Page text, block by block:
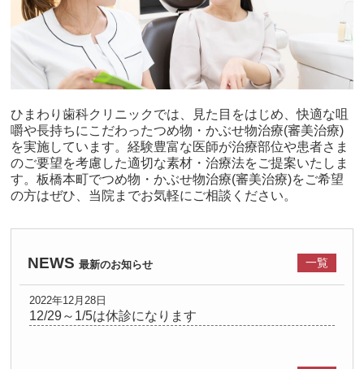
ひまわり歯科クリニックでは、見た目をはじめ、快適な咀
嚼や長持ちにこだわったつめ物・かぶせ物治療(審美治療)
を実施しています。経験豊富な医師が治療部位や患者さま
のご要望を考慮した適切な素材・治療法をご提案いたしま
す。板橋本町でつめ物・かぶせ物治療(審美治療)をご希望
の方はぜひ、当院までお気軽にご相談ください。
NEWS 最新のお知らせ 一覧
2022年12月28日
12/29～1/5は休診になります